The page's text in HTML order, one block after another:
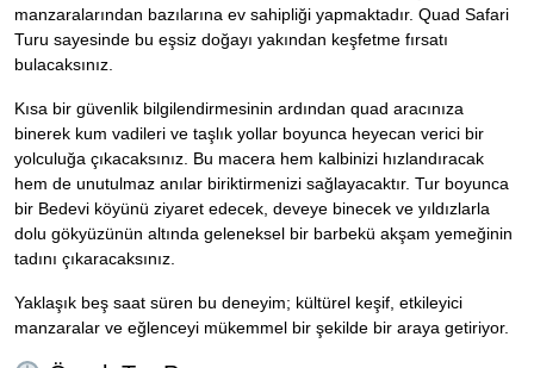
manzaralarından bazılarına ev sahipliği yapmaktadır. Quad Safari
Turu sayesinde bu eşsiz doğayı yakından keşfetme fırsatı
bulacaksınız.
Kısa bir güvenlik bilgilendirmesinin ardından quad aracınıza
binerek kum vadileri ve taşlık yollar boyunca heyecan verici bir
yolculuğa çıkacaksınız. Bu macera hem kalbinizi hızlandıracak
hem de unutulmaz anılar biriktirmenizi sağlayacaktır. Tur boyunca
bir Bedevi köyünü ziyaret edecek, deveye binecek ve yıldızlarla
dolu gökyüzünün altında geleneksel bir barbekü akşam yemeğinin
tadını çıkaracaksınız.
Yaklaşık beş saat süren bu deneyim; kültürel keşif, etkileyici
manzaralar ve eğlenceyi mükemmel bir şekilde bir araya getiriyor.